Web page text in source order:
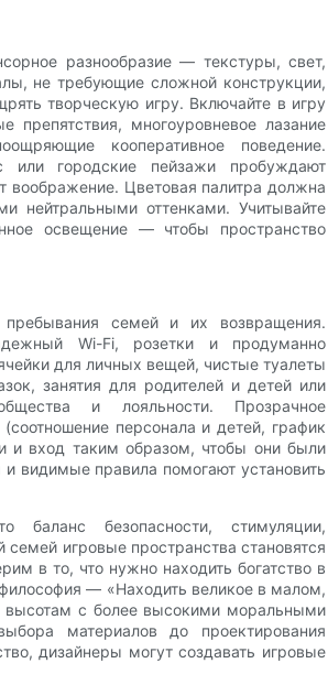
разнообразие — текстуры, свет,
не требующие сложной конструкции,
творческую игру. Включайте в игру
препятствия, многоуровневое лазание
кооперативное поведение.
или городские пейзажи пробуждают
воображение. Цветовая палитра должна
нейтральными оттенками. Учитывайте
освещение — чтобы пространство
семей и их возвращения.
Wi-Fi, розетки и продуманно
для личных вещей, чистые туалеты
занятия для родителей и детей или
и лояльности. Прозрачное
персонала и детей, график
и вход таким образом, чтобы они были
видимые правила помогают установить
безопасности, стимуляции,
игровые пространства становятся
в то, что нужно находить богатство в
— «Находить великое в малом,
высотам с более высокими моральными
материалов до проектирования
дизайнеры могут создавать игровые